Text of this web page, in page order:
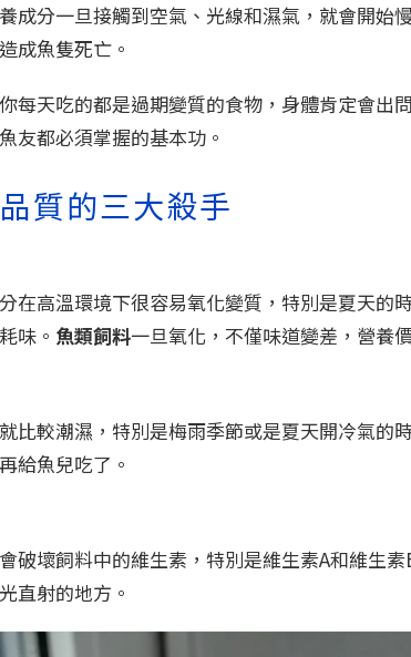
成分一旦接觸到空氣、光線和濕氣，就會開始
成魚隻死亡。
每天吃的都是過期變質的食物，身體肯定會出
友都必須掌握的基本功。
質的三大殺手
在高溫環境下很容易氧化變質，特別是夏天
味。 魚類飼料一旦氧化，不僅味道變差，營養
比較潮濕，特別是梅雨季節或是夏天開冷氣的
給魚兒吃了。
破壞飼料中的維生素，特別是維生素A和維生
直射的地方。